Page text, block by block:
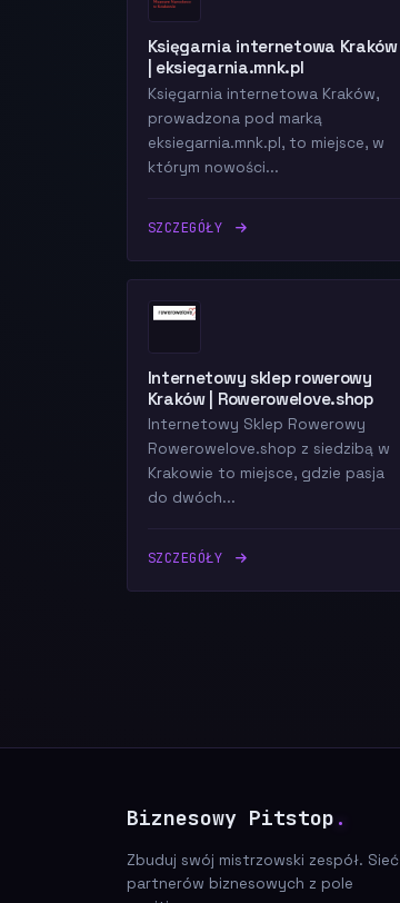
Księgarnia internetowa Kraków
| eksiegarnia.mnk.pl
Księgarnia internetowa Kraków,
prowadzona pod marką
eksiegarnia.mnk.pl, to miejsce, w
którym nowości...
SZCZEGÓŁY
Internetowy sklep rowerowy
Kraków | Rowerowelove.shop
Internetowy Sklep Rowerowy
Rowerowelove.shop z siedzibą w
Krakowie to miejsce, gdzie pasja
do dwóch...
SZCZEGÓŁY
Biznesowy Pitstop .
Zbuduj swój mistrzowski zespół. Sieć
partnerów biznesowych z pole